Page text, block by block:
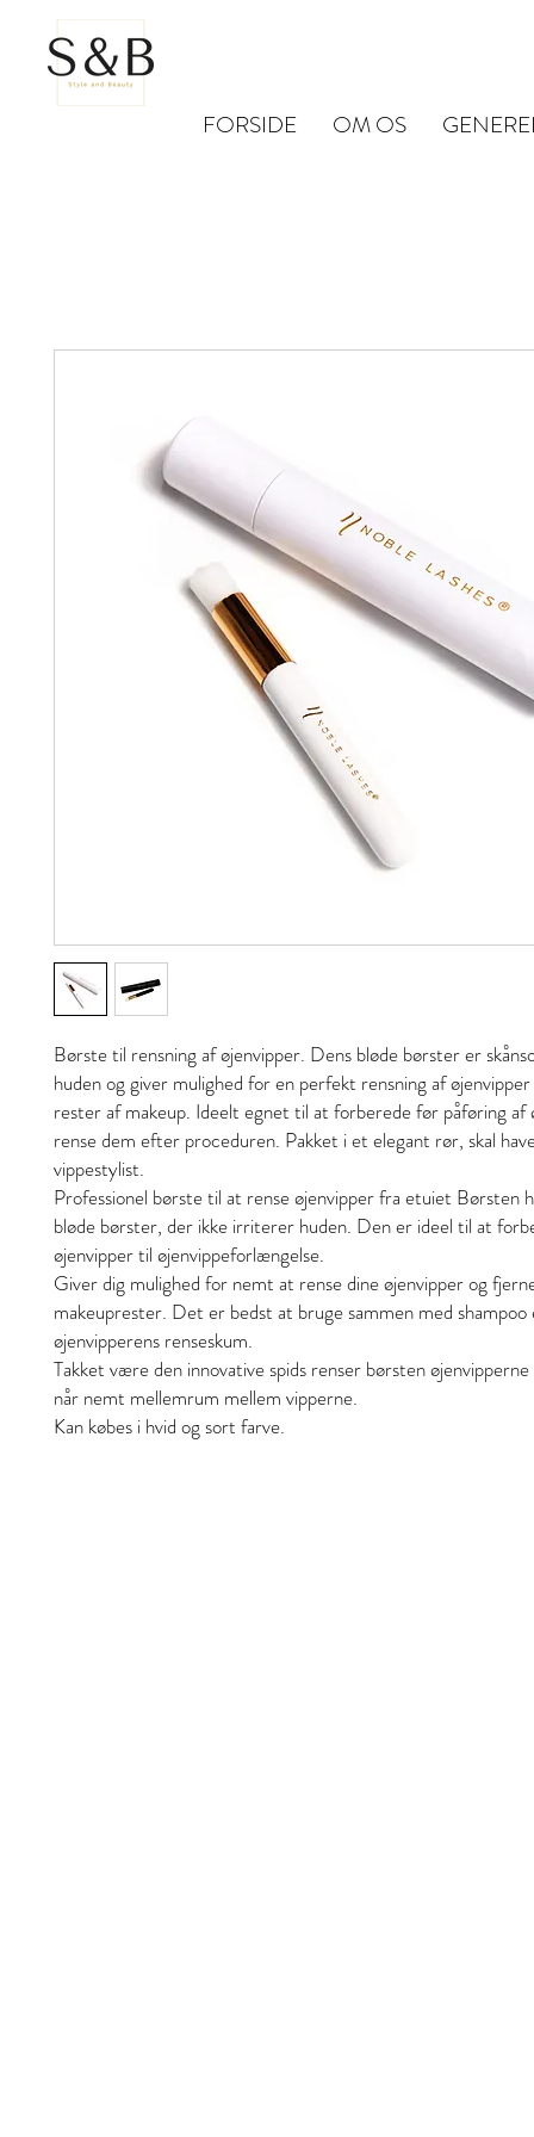
FORSIDE OM OS
Børste til rensning af øjenvipper. Dens bløde børster er
huden og giver mulighed for en perfekt rensning af
rester af makeup. Ideelt egnet til at forberede før påføring af
rense dem efter proceduren. Pakket i et elegant rør, skal
vippestylist.
Professionel børste til at rense øjenvipper fra etuiet Børsten
bløde børster, der ikke irriterer huden. Den er ideel til at
øjenvipper til øjenvippeforlængelse.
Giver dig mulighed for nemt at rense dine øjenvipper og
makeuprester. Det er bedst at bruge sammen med shampoo
øjenvipperens renseskum.
Takket være den innovative spids renser børsten
når nemt mellemrum mellem vipperne.
Kan købes i hvid og sort farve.